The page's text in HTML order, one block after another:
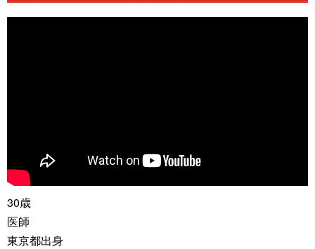
30歳
医師
東京都出身